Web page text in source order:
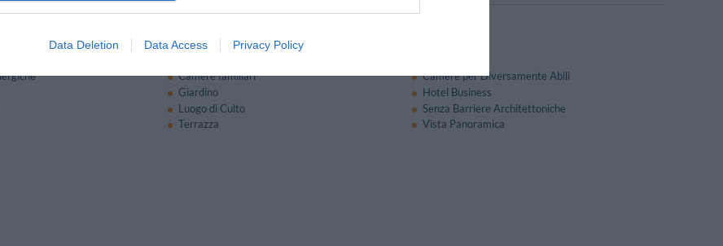
Data Deletion Data Access Privacy Policy
Camere familiari
Camere per Diversamente Abili
Giardino
Hotel Business
Luogo di Culto
Senza Barriere Architettoniche
Terrazza Vista Panoramica